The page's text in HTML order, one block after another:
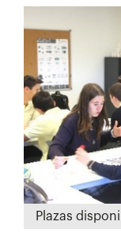
Plazas